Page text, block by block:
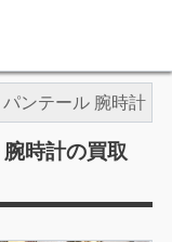
ンテール 腕時計
時計の買取